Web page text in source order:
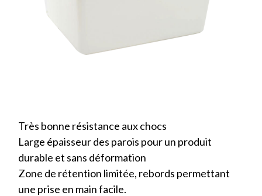
Très bonne résistance aux chocs
Large épaisseur des parois pour un produit
durable et sans déformation
Zone de rétention limitée, rebords permettant
une prise en main facile.